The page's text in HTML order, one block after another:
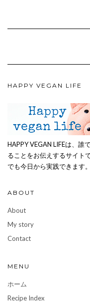
HAPPY VEGAN LIFE
HAPPY VEGAN LIFEは、誰
ることをお伝えするサイト
でも今日から実践できます。
ABOUT
About
My story
Contact
MENU
ホーム
Recipe Index